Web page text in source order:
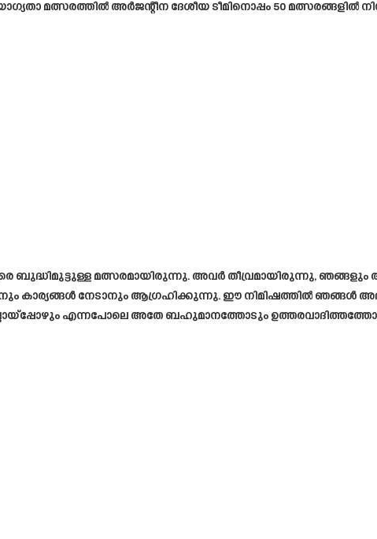
മത്സരത്തിൽ അർജന്റീന ദേശീയ ടീമിനൊപ്പം 50 മത്സരങ്ങളിൽ
ബുദ്ധിമുട്ടുള്ള മത്സരമായിരുന്നു. അവർ തീവ്രമായിരുന്നു,
കാര്യങ്ങൾ നേടാനും ആഗ്രഹിക്കുന്നു. ഈ നിമിഷത്തിൽ ഞങ്ങൾ
എന്നപോലെ അതേ ബഹുമാനത്തോടും